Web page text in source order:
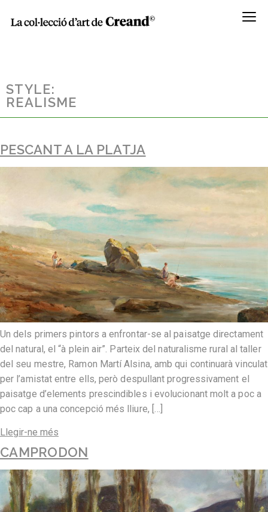
Menú
STYLE:
REALISME
PESCANT A LA PLATJA
Un dels primers pintors a enfrontar-se al paisatge directament
del natural, el “à plein air”. Parteix del naturalisme rural al taller
del seu mestre, Ramon Martí Alsina, amb qui continuarà vinculat
per l’amistat entre ells, però despullant progressivament el
paisatge d’elements prescindibles i evolucionant molt a poc a
poc cap a una concepció més lliure, […]
Llegir-ne més
CAMPRODON